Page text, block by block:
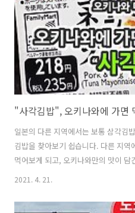
다. 생각보다 깨끗히 관리되고 있었
"사각김밥", 오키나와에 가면
일본의 다른 지역에서는 보통 삼각김
김밥을 찾아보기 쉽습니다. 다른 지역
먹어보게 되고, 오키나와만의 맛이
니다. 오키나와에 있는 패밀리마트나
각김밥의 경우 다른 지역에도 팔고 있
2021. 4. 21.